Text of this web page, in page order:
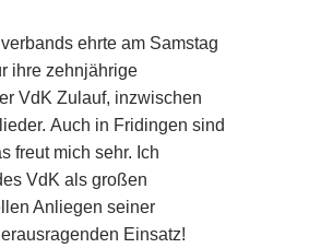
ehrte am Samstag
ihre zehnjährige
VdK Zulauf, inzwischen
Auch in Fridingen sind
freut mich sehr. Ich
VdK als großen
Anliegen seiner
Einsatz!